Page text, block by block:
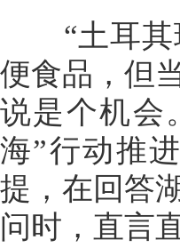
“土耳其
便食品，但
说是个机会
海”行动推
提，在回答
问时，直言